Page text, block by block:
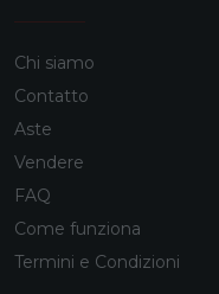
Chi siamo
Contatto
Aste
Vendere
FAQ
Come funziona
Termini e Condizioni